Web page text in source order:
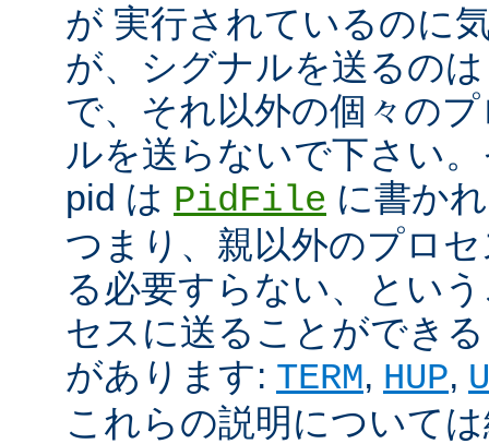
が 実行されているのに
が、シグナルを送るの
で、それ以外の個々の
ルを送らないで下さい
pid は PidFile に書か
つまり、親以外のプロ
る必要すらない、とい
セスに送ることができ
があります: TERM, HUP,
これらの説明について